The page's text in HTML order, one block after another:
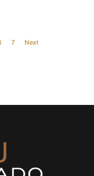
7 Next